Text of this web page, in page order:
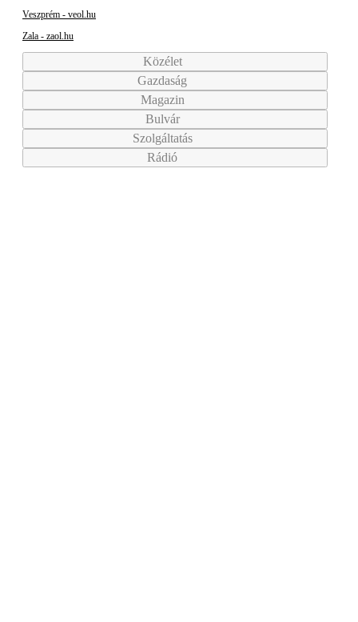
Veszprém - veol.hu
Zala - zaol.hu
Közélet
Gazdaság
Magazin
Bulvár
Szolgáltatás
Rádió